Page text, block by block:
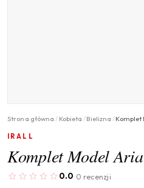
Strona główna / Kobieta /Bielizna /Komplet
IRALL
Komplet Model
0.0· 0 recenzji